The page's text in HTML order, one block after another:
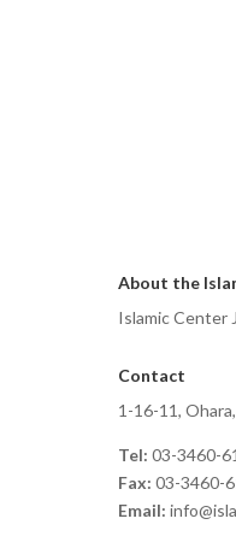
About the
Islamic Center
Contact
1-16-11,
Tel: 03-3460-
Fax: 03-3460-
Email: